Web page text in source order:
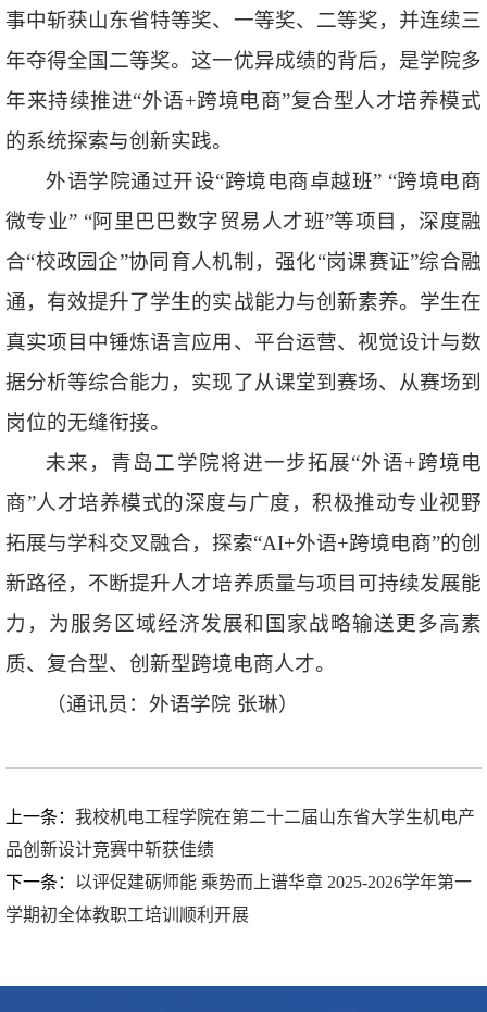
事中斩获山东省特等奖、一等奖、二等奖，并连续三
年夺得全国二等奖。这一优异成绩的背后，是学院多
年来持续推进“外语+跨境电商”复合型人才培养模式
的系统探索与创新实践。
外语学院通过开设“跨境电商卓越班” “跨境电商
微专业” “阿里巴巴数字贸易人才班”等项目，深度融
合“校政园企”协同育人机制，强化“岗课赛证”综合融
通，有效提升了学生的实战能力与创新素养。学生在
真实项目中锤炼语言应用、平台运营、视觉设计与数
据分析等综合能力，实现了从课堂到赛场、从赛场到
岗位的无缝衔接。
未来，青岛工学院将进一步拓展“外语+跨境电
商”人才培养模式的深度与广度，积极推动专业视野
拓展与学科交叉融合，探索“AI+外语+跨境电商”的创
新路径，不断提升人才培养质量与项目可持续发展能
力，为服务区域经济发展和国家战略输送更多高素
质、复合型、创新型跨境电商人才。
（通讯员：外语学院 张琳）
上一条： 我校机电工程学院在第二十二届山东省大学生机电产
品创新设计竞赛中斩获佳绩
下一条： 以评促建砺师能 乘势而上谱华章 2025-2026学年第一
学期初全体教职工培训顺利开展